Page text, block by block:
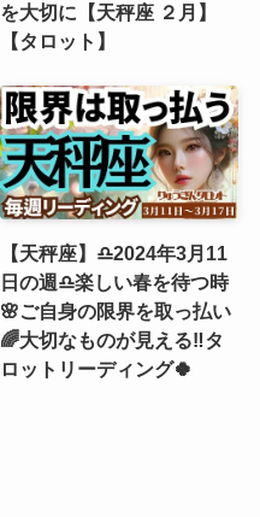
を大切に【天秤座 ２月】
【タロット】
【天秤座】♎️2024年3月11
日の週♎️楽しい春を待つ時
🌸ご自身の限界を取っ払い
🌈大切なものが見える‼️タ
ロットリーディング🍀